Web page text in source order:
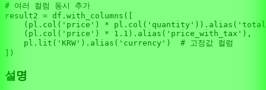
# 여러 컬럼 동시 추가
result2 = df.with_columns([
    (pl.col(
'price' ) * pl.col( 'quantity' )).alias(
    (pl.col(
'price' ) * 1.1 ).alias( 'price_with_tax' ),
    pl.lit(
'KRW' ).alias( 'currency' ) # 고정값 컬럼
설명